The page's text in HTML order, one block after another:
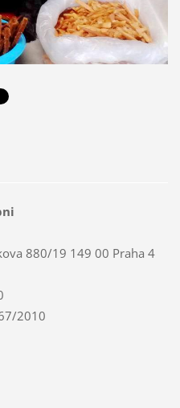
880/19 149 00 Praha 4
2010